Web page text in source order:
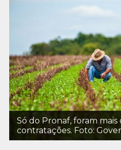
Só do Pronaf, foram mais
contratações. Foto: